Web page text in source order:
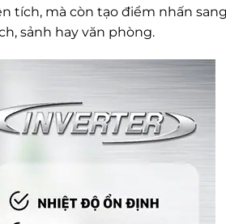
tích, mà còn tạo điểm nhấn
sảnh hay văn phòng.